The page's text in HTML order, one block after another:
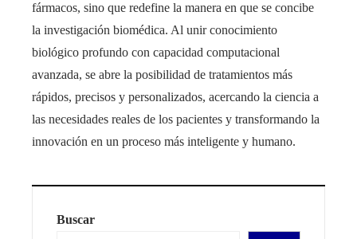
fármacos, sino que redefine la manera en que se concibe
la investigación biomédica. Al unir conocimiento
biológico profundo con capacidad computacional
avanzada, se abre la posibilidad de tratamientos más
rápidos, precisos y personalizados, acercando la ciencia a
las necesidades reales de los pacientes y transformando la
innovación en un proceso más inteligente y humano.
Buscar